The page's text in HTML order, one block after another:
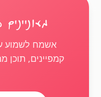
אשמח לשמוע
קמפיינים, תוכן